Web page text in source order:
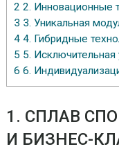
2 2. Инновационные
3 3. Уникальная
44. Гибридные
5 5. Исключительная
6 6.
1. СПЛАВ
И БИЗНЕС-